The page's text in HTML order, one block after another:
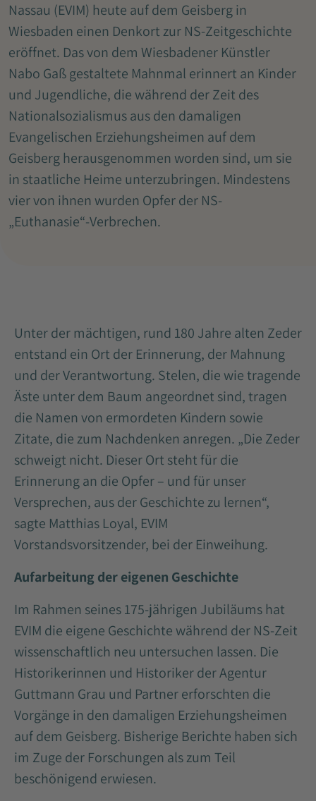
Nassau (EVIM) heute auf dem Geisberg in
Wiesbaden einen Denkort zur NS-Zeitgeschichte
eröffnet. Das von dem Wiesbadener Künstler
Nabo Gaß gestaltete Mahnmal erinnert an Kinder
und Jugendliche, die während der Zeit des
Nationalsozialismus aus den damaligen
Evangelischen Erziehungsheimen auf dem
Geisberg herausgenommen worden sind, um sie
in staatliche Heime unterzubringen. Mindestens
vier von ihnen wurden Opfer der NS-
„Euthanasie“-Verbrechen.
Unter der mächtigen, rund 180 Jahre alten Zeder
entstand ein Ort der Erinnerung, der Mahnung
und der Verantwortung. Stelen, die wie tragende
Äste unter dem Baum angeordnet sind, tragen
die Namen von ermordeten Kindern sowie
Zitate, die zum Nachdenken anregen. „Die Zeder
schweigt nicht. Dieser Ort steht für die
Erinnerung an die Opfer – und für unser
Versprechen, aus der Geschichte zu lernen“,
sagte Matthias Loyal, EVIM
Vorstandsvorsitzender, bei der Einweihung.
Aufarbeitung der eigenen Geschichte
Im Rahmen seines 175-jährigen Jubiläums hat
EVIM die eigene Geschichte während der NS-Zeit
wissenschaftlich neu untersuchen lassen. Die
Historikerinnen und Historiker der Agentur
Guttmann Grau und Partner erforschten die
Vorgänge in den damaligen Erziehungsheimen
auf dem Geisberg. Bisherige Berichte haben sich
im Zuge der Forschungen als zum Teil
beschönigend erwiesen.